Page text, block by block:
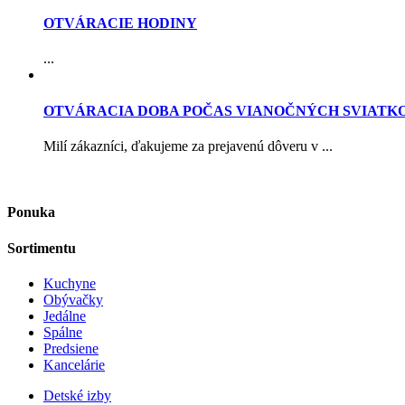
OTVÁRACIE HODINY
...
OTVÁRACIA DOBA POČAS VIANOČNÝCH
Milí zákazníci, ďakujeme za prejavenú dôveru v ...
Ponuka
Sortimentu
Kuchyne
Obývačky
Jedálne
Spálne
Predsiene
Kancelárie
Detské izby